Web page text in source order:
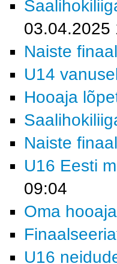
03.04.2025
Naiste
U14
Hooaja
Naiste
U16 Eesti
09:04
Oma
U16